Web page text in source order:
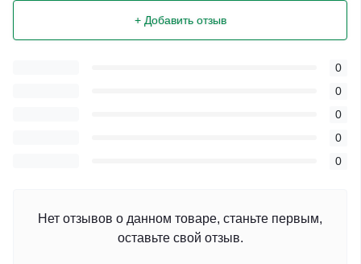
+ Добавить отзыв
0
0
0
0
0
Нет отзывов о данном товаре, станьте первым,
оставьте свой отзыв.